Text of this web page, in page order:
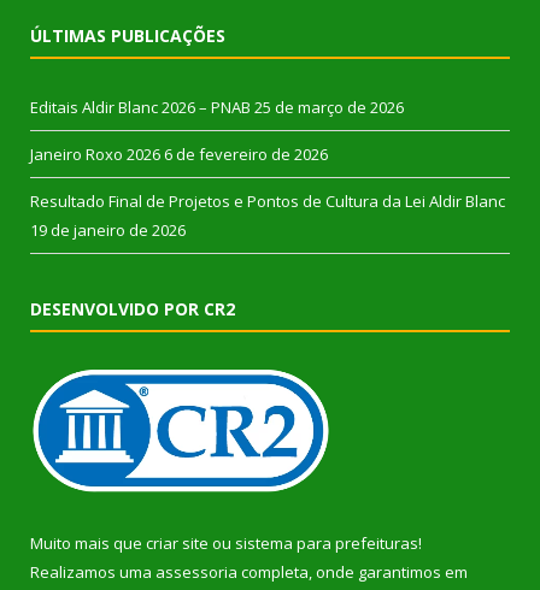
ÚLTIMAS PUBLICAÇÕES
Editais Aldir Blanc 2026 – PNAB 25 de março de 2026
Janeiro Roxo 2026 6 de fevereiro de 2026
Resultado Final de Projetos e Pontos de Cultura da Lei Aldir Blanc
19 de janeiro de 2026
DESENVOLVIDO POR CR2
Muito mais que criar site ou sistema para prefeituras!
Realizamos uma assessoria completa, onde garantimos em